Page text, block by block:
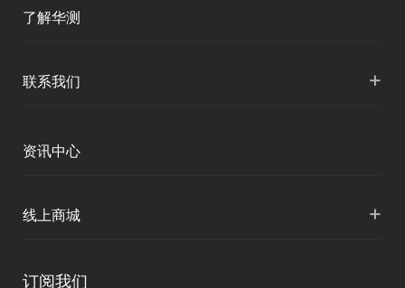
海洋测绘
精准农业
数字施工
地灾监测
智慧交通
智慧海洋
了解华测
投资者关系
联系我们 +
申请成为伙伴
资讯中心
线上商城 +
订阅我们